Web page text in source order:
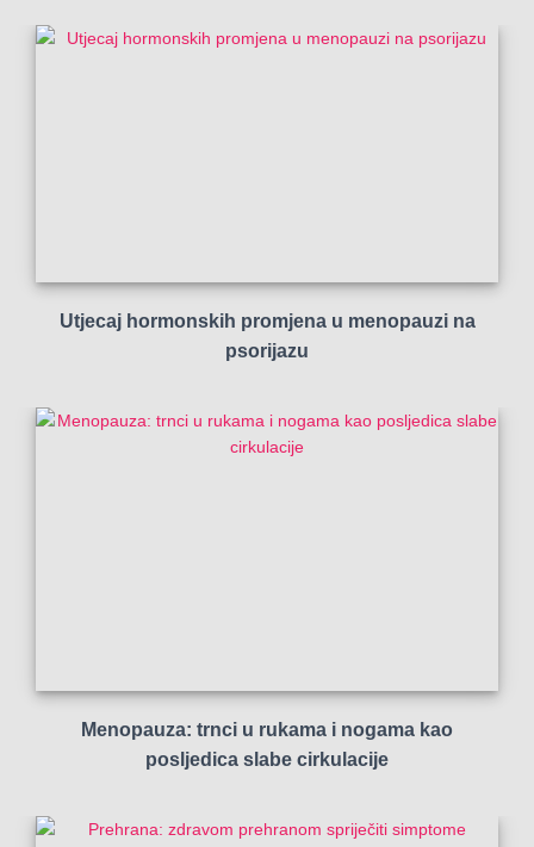
Utjecaj hormonskih promjena u menopauzi na
psorijazu
Menopauza: trnci u rukama i nogama kao
posljedica slabe cirkulacije